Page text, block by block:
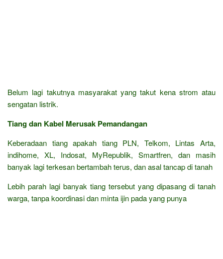
Belum lagi takutnya masyarakat yang takut kena strom atau
sengatan listrik.
Tiang dan Kabel Merusak Pemandangan
Keberadaan tiang apakah tiang PLN, Telkom, Lintas Arta,
indihome, XL, Indosat, MyRepublik, Smartfren, dan masih
banyak lagi terkesan bertambah terus, dan asal tancap di tanah
Lebih parah lagi banyak tiang tersebut yang dipasang di tanah
warga, tanpa koordinasi dan minta ijin pada yang punya